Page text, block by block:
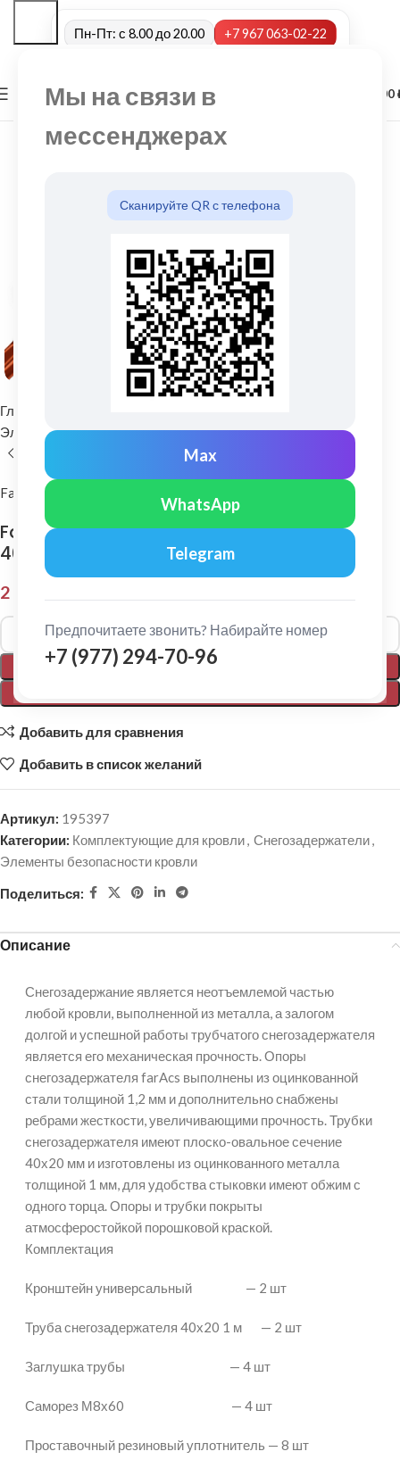
Мы на связи в
мессенджерах
Сканируйте QR с телефона
Max
WhatsApp
Telegram
Предпочитаете звонить? Набирайте номер
+7 (977) 294-70-96
Пн-Пт: с 8.00 до 20.00 +7 967 063-02-22
МЕНЮ 0,00
Нажмите, чтобы увеличить
Главная
Элементы безопасности кровли Снегозадержатели
FarAcs
FarAcs: Снегозадержатель плоско-овальный
40х20 1 м Ral 8004
2 030,00
В КОРЗИНУ
Alternative:
Добавить для сравнения
Добавить в список желаний
Артикул: 195397
Категории: Комплектующие для кровли, Снегозадержатели,
Элементы безопасности кровли
Поделиться:
Описание
Снегозадержание является неотъемлемой частью
любой кровли, выполненной из металла, а залогом
долгой и успешной работы трубчатого снегозадержателя
является его механическая прочность. Опоры
снегозадержателя farAcs выполнены из оцинкованной
стали толщиной 1,2 мм и дополнительно снабжены
ребрами жесткости, увеличивающими прочность. Трубки
снегозадержателя имеют плоско-овальное сечение
40х20 мм и изготовлены из оцинкованного металла
толщиной 1 мм, для удобства стыковки имеют обжим с
одного торца. Опоры и трубки покрыты
атмосферостойкой порошковой краской.
Комплектация
Кронштейн универсальный — 2 шт
Труба снегозадержателя 40х20 1 м — 2 шт
Заглушка трубы — 4 шт
Саморез М8х60 — 4 шт
Проставочный резиновый уплотнитель — 8 шт